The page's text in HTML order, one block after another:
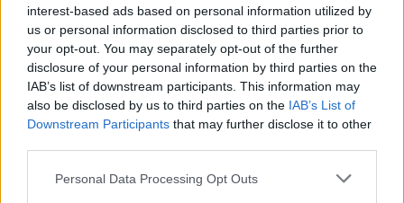
interest-based ads based on personal information utilized by
us or personal information disclosed to third parties prior to
your opt-out. You may separately opt-out of the further
disclosure of your personal information by third parties on the
IAB’s list of downstream participants. This information may
also be disclosed by us to third parties on the IAB’s List of
Downstream Participants that may further disclose it to other
Please note that this website/app uses one or more Google
Personal Data Processing Opt Outs
Οι καλύτερες low cost αεροπορικές
εταιρείες
AirAsia
Norwegian